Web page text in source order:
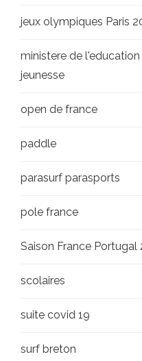
jeux olympiques Paris
ministere de
jeunesse
open de france
paddle
parasurf parasports
pole france
Saison France Portugal
scolaires
suite covid 19
surf breton